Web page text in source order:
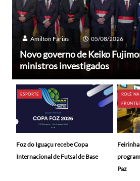
Amilton Farias 05/08/2026
Novo governo de Keiko
ministros investigados
ESPORTE
Foz do Iguaçu recebe Copa
Internacional de Futsal de Base
ROLÊ NA
Paz